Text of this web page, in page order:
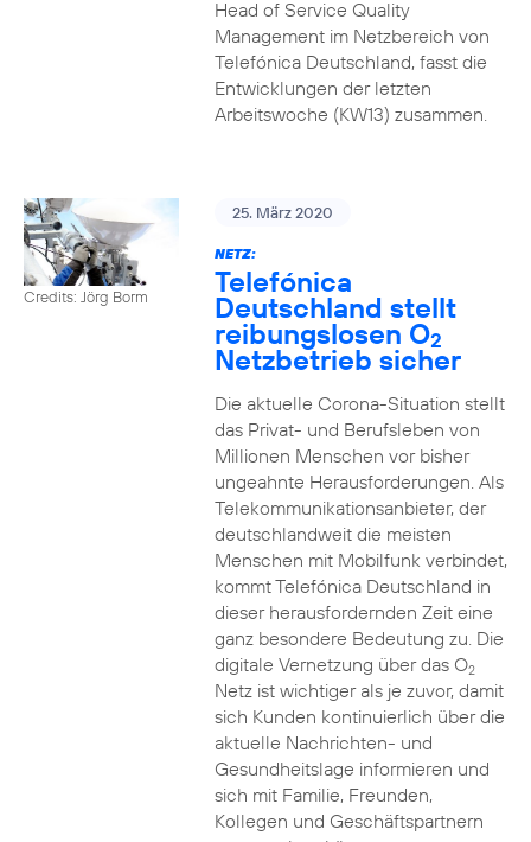
Head of Service Quality
Management im Netzbereich von
Telefónica Deutschland, fasst die
Entwicklungen der letzten
Arbeitswoche (KW13) zusammen.
Credits: Jörg Borm
25. März 2020
NETZ:
Telefónica
Deutschland stellt
reibungslosen O2
Netzbetrieb sicher
Die aktuelle Corona-Situation stellt
das Privat- und Berufsleben von
Millionen Menschen vor bisher
ungeahnte Herausforderungen. Als
Telekommunikationsanbieter, der
deutschlandweit die meisten
Menschen mit Mobilfunk verbindet,
kommt Telefónica Deutschland in
dieser herausfordernden Zeit eine
ganz besondere Bedeutung zu. Die
digitale Vernetzung über das O2
Netz ist wichtiger als je zuvor, damit
sich Kunden kontinuierlich über die
aktuelle Nachrichten- und
Gesundheitslage informieren und
sich mit Familie, Freunden,
Kollegen und Geschäftspartnern